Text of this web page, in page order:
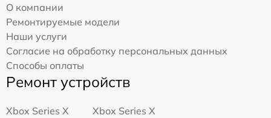
О компании
Ремонтируемые модели
Наши услуги
Согласие на обработку персональных данных
Способы оплаты
Ремонт устройств
Xbox Series X
Xbox Series X